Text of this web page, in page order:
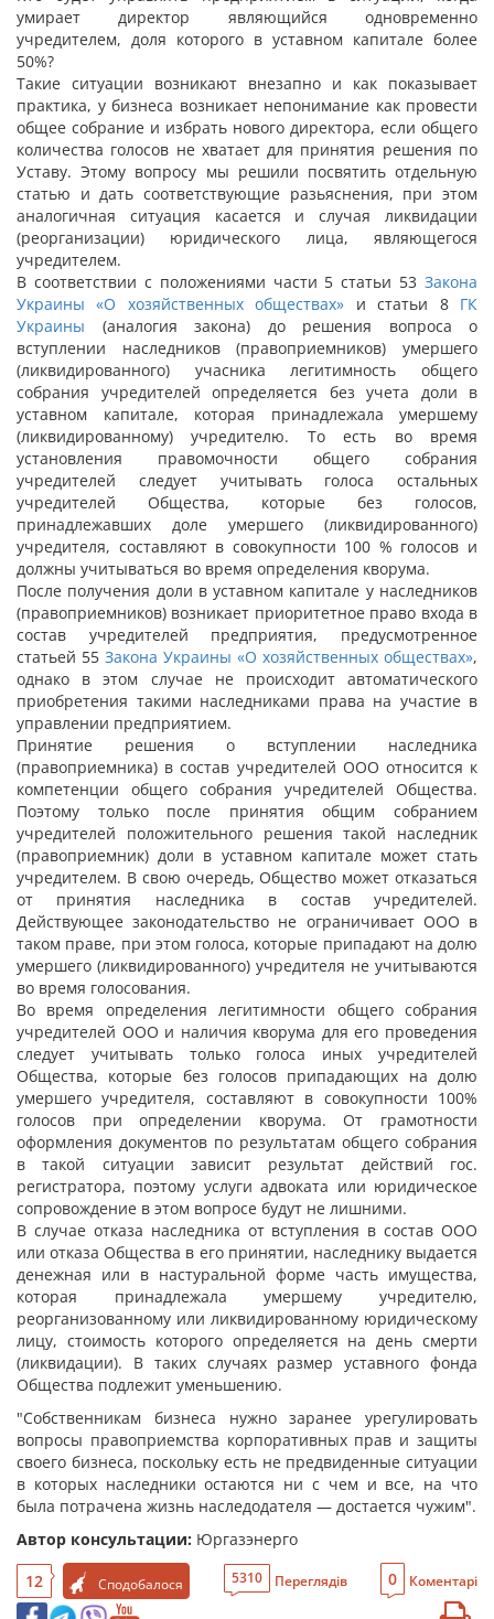
умирает директор являющийся одновременно
учредителем, доля которого в уставном капитале более
50%?
Такие ситуации возникают внезапно и как показывает
практика, у бизнеса возникает непонимание как провести
общее собрание и избрать нового директора, если общего
количества голосов не хватает для принятия решения по
Уставу. Этому вопросу мы решили посвятить отдельную
статью и дать соответствующие разьяснения, при этом
аналогичная ситуация касается и случая ликвидации
(реорганизации) юридического лица, являющегося
учредителем.
В соответствии с положениями части 5 статьи 53 Закона
Украины «О хозяйственных обществах» и статьи 8 ГК
Украины (аналогия закона) до решения вопроса о
вступлении наследников (правоприемников) умершего
(ликвидированного) учасника легитимность общего
собрания учредителей определяется без учета доли в
уставном капитале, которая принадлежала умершему
(ликвидированному) учредителю. То есть во время
установления правомочности общего собрания
учредителей следует учитывать голоса остальных
учредителей Общества, которые без голосов,
принадлежавших доле умершего (ликвидированного)
учредителя, составляют в совокупности 100 % голосов и
должны учитываться во время определения кворума.
После получения доли в уставном капитале у наследников
(правоприемников) возникает приоритетное право входа в
состав учредителей предприятия, предусмотренное
статьей 55 Закона Украины «О хозяйственных обществах»,
однако в этом случае не происходит автоматического
приобретения такими наследниками права на участие в
управлении предприятием.
Принятие решения о вступлении наследника
(правоприемника) в состав учредителей ООО относится к
компетенции общего собрания учредителей Общества.
Поэтому только после принятия общим собранием
учредителей положительного решения такой наследник
(правоприемник) доли в уставном капитале может стать
учредителем. В свою очередь, Общество может отказаться
от принятия наследника в состав учредителей.
Действующее законодательство не ограничивает ООО в
таком праве, при этом голоса, которые припадают на долю
умершего (ликвидированного) учредителя не учитываются
во время голосования.
Во время определения легитимности общего собрания
учредителей ООО и наличия кворума для его проведения
следует учитывать только голоса иных учредителей
Общества, которые без голосов припадающих на долю
умершего учредителя, составляют в совокупности 100%
голосов при определении кворума. От грамотности
оформления документов по результатам общего собрания
в такой ситуации зависит результат действий гос.
регистратора, поэтому услуги адвоката или юридическое
сопровождение в этом вопросе будут не лишними.
В случае отказа наследника от вступления в состав ООО
или отказа Общества в его принятии, наследнику выдается
денежная или в настуральной форме часть имущества,
которая принадлежала умершему учредителю,
реорганизованному или ликвидированному юридическому
лицу, стоимость которого определяется на день смерти
(ликвидации). В таких случаях размер уставного фонда
Общества подлежит уменьшению.
"Собственникам бизнеса нужно заранее урегулировать
вопросы правоприемства корпоративных прав и защиты
своего бизнеса, поскольку есть не предвиденные ситуации
в которых наследники остаются ни с чем и все, на что
была потрачена жизнь наследодателя — достается чужим".
Автор консультации: Юргазэнерго
12 Сподобалося 5310 Переглядів 0 Коментарі